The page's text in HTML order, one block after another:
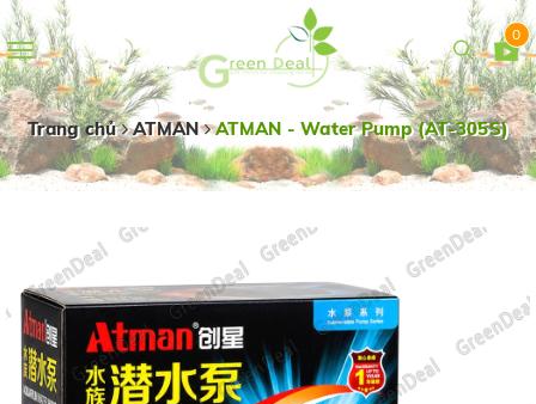
Toggle
navigation
0
Trang chủ ATMAN ATMAN - Water Pump (AT-305S)